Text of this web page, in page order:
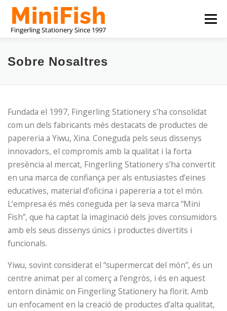
Vés
contingut
Menú
FABRICANT DE PAPERERIA DE LA XINA
Sobre Nosaltres
Fundada el 1997, Fingerling Stationery s’ha consolidat
com un dels fabricants més destacats de productes de
papereria a Yiwu, Xina. Coneguda pels seus dissenys
innovadors, el compromís amb la qualitat i la forta
presència al mercat, Fingerling Stationery s’ha convertit
en una marca de confiança per als entusiastes d’eines
educatives, material d’oficina i papereria a tot el món.
L’empresa és més coneguda per la seva marca “Mini
Fish”, que ha captat la imaginació dels joves consumidors
amb els seus dissenys únics i productes divertits i
funcionals.
Yiwu, sovint considerat el “supermercat del món”, és un
centre animat per al comerç a l’engròs, i és en aquest
entorn dinàmic on Fingerling Stationery ha florit. Amb
un enfocament en la creació de productes d’alta qualitat,